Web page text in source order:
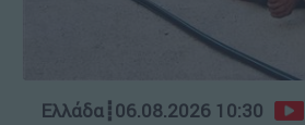
Ελλάδα┋06.08.2026 10:30